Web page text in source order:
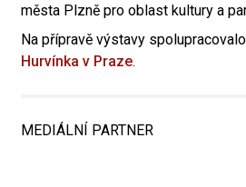
města Plzně pro oblast kultury a
Na přípravě výstavy spolupracovalo
Hurvínka v Praze.
MEDIÁLNÍ PARTNER